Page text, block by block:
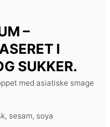
–
I
SUKKER.
med asiatiske smage
sesam, soya